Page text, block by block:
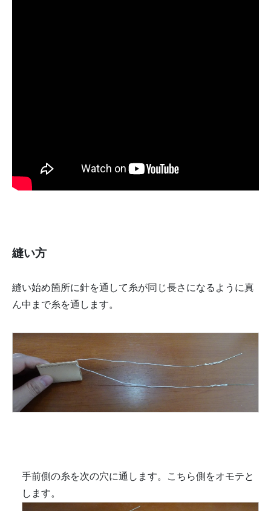
縫い方
縫い始め箇所に針を通して糸が同じ長さになるように真
ん中まで糸を通します。
手前側の糸を次の穴に通します。こちら側をオモテと
します。